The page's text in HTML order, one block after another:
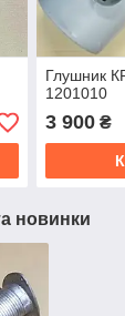
Глушник
1201010
3 900₴
новинки